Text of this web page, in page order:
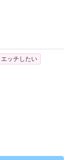
エッチしたい